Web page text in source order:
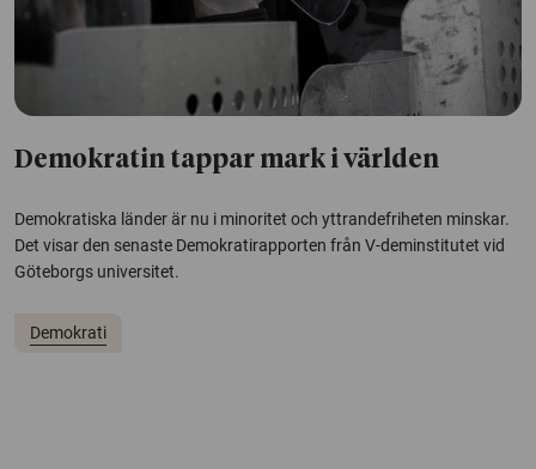
Demokratin tappar mark i världen
Demokratiska länder är nu i minoritet och yttrandefriheten minskar.
Det visar den senaste Demokratirapporten från V-deminstitutet vid
Göteborgs universitet.
Demokrati